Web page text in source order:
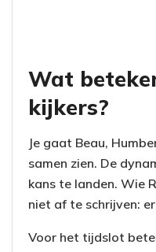
Wat
kijkers?
Je gaat Beau,
samen zien. De
kans te landen. Wie
niet af te schrijven:
Voor het tijdslot